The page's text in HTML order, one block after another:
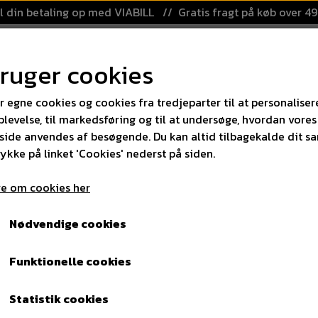
din betaling op med VIABILL // Gratis fragt på køb over
KATEGORIER
SPORT OG LEG
SKATEBOARDS
BOKSNING
TRAMPOLINER
AIRTRACK
PRISGARANTI
- Medium 60x90cm collapsible
Floorball løst net til
collapsible
180,00 DKK
Varenummer: 54213
cookies
egne cookies og cookies fra tredjeparter til at
til markedsføring og til at undersøge, hvordan vores
anvendes af besøgende. Du kan altid tilbagekalde dit
på linket 'Cookies' nederst på siden.
om cookies her
Nødvendige cookies
Funktionelle cookies
Statistik cookies